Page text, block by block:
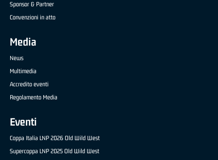
Sponsor & Partner
Convenzioni in atto
Media
News
Multimedia
Accredito eventi
Regolamento Media
Eventi
Coppa Italia LNP 2026 Old Wild West
Supercoppa LNP 2025 Old Wild West